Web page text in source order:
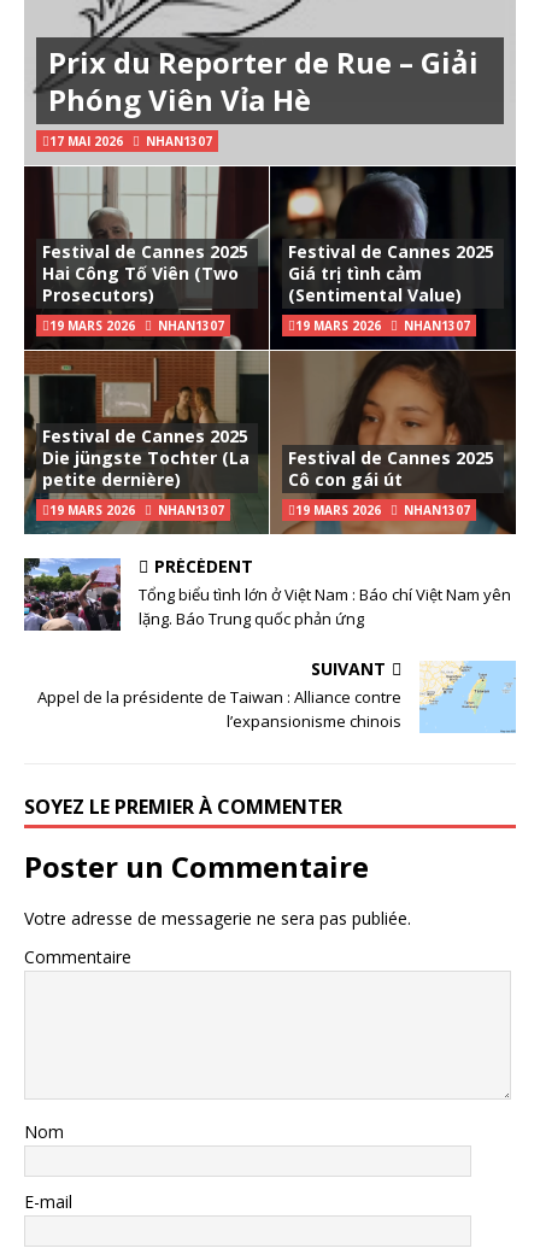
Prix du Reporter de Rue – Giải
Phóng Viên Vỉa Hè
17 MAI 2026 NHAN1307
Festival de Cannes 2025
Hai Công Tố Viên (Two
Prosecutors)
19 MARS 2026 NHAN1307
Festival de Cannes 2025
Giá trị tình cảm
(Sentimental Value)
19 MARS 2026 NHAN1307
Festival de Cannes 2025
Die jüngste Tochter (La
petite dernière)
19 MARS 2026 NHAN1307
Festival de Cannes 2025
Cô con gái út
19 MARS 2026 NHAN1307
PRÉCÉDENT
Tổng biểu tình lớn ở Việt Nam : Báo chí Việt Nam yên
lặng. Báo Trung quốc phản ứng
SUIVANT
Appel de la présidente de Taiwan : Alliance contre
l’expansionisme chinois
SOYEZ LE PREMIER À COMMENTER
Poster un Commentaire
Votre adresse de messagerie ne sera pas publiée.
Commentaire
Nom
E-mail